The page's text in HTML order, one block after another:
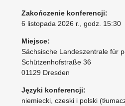
Zakończenie konferencji:
6 listopada 2026 r., godz. 15:30
Miejsce:
Sächsische Landeszentrale für
Schützenhofstraße 36
01129 Dresden
Języki konferencji:
niemiecki, czeski i polski